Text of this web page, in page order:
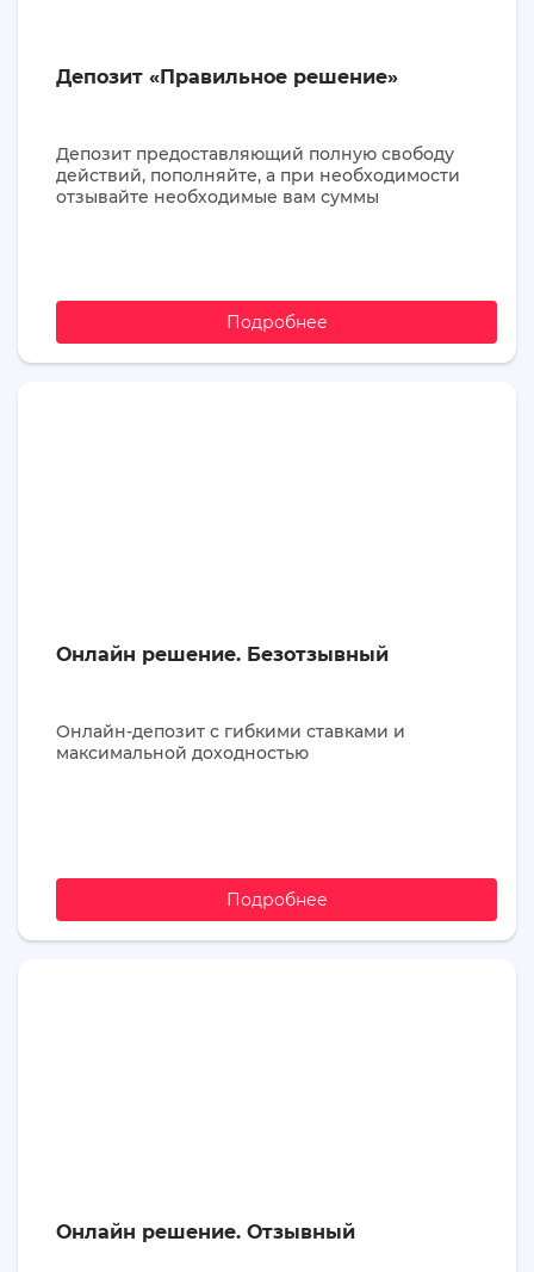
Депозит «Правильное решение»
Депозит предоставляющий полную свободу
действий, пополняйте, а при необходимости
отзывайте необходимые вам суммы
Подробнее
Онлайн решение. Безотзывный
Онлайн-депозит с гибкими ставками и
максимальной доходностью
Подробнее
Онлайн решение. Отзывный